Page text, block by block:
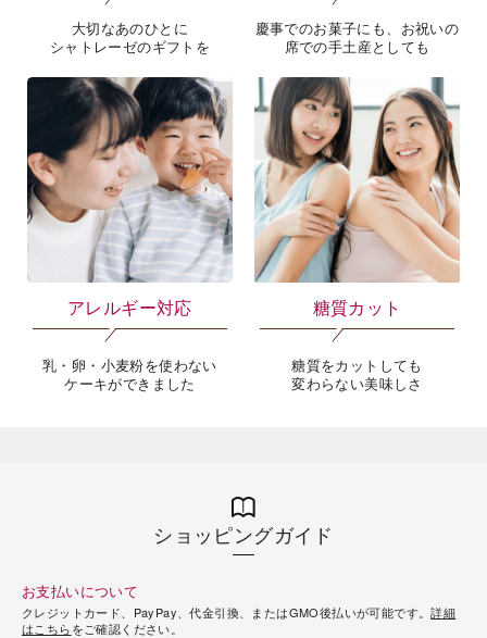
大切なあのひとに
シャトレーゼのギフトを
慶事でのお菓子にも、お祝いの
席での手土産としても
アレルギー対応
乳・卵・小麦粉を使わない
ケーキができました
糖質カット
糖質をカットしても
変わらない美味しさ
ショッピングガイド
お支払いについて
クレジットカード、PayPay、代金引換、またはGMO後払いが可能です。詳細
はこちらをご確認ください。